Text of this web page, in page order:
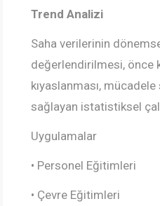
Trend Analizi
Saha verilerinin
değerlendirilmesi, önce
kıyaslanması,
sağlayan istatistiksel
Uygulamalar
• Personel Eğitimleri
• Çevre Eğitimleri